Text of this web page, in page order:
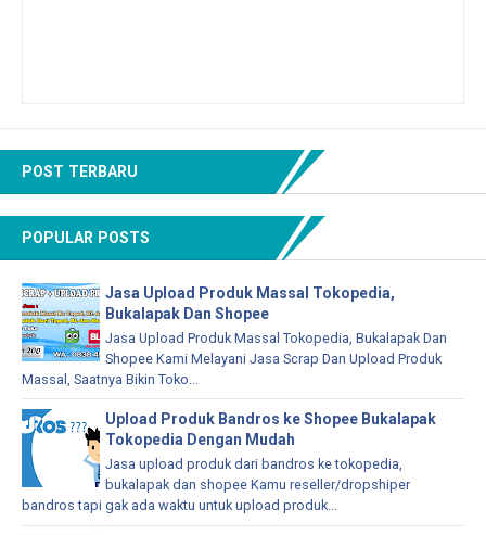
POST TERBARU
POPULAR POSTS
Jasa Upload Produk Massal Tokopedia,
Bukalapak Dan Shopee
Jasa Upload Produk Massal Tokopedia, Bukalapak Dan
Shopee Kami Melayani Jasa Scrap Dan Upload Produk
Massal, Saatnya Bikin Toko...
Upload Produk Bandros ke Shopee Bukalapak
Tokopedia Dengan Mudah
Jasa upload produk dari bandros ke tokopedia,
bukalapak dan shopee Kamu reseller/dropshiper
bandros tapi gak ada waktu untuk upload produk...